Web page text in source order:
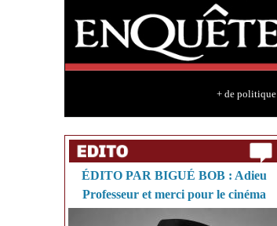
+ de politique
ÉDITO PAR BIGUÉ BOB : Adieu
Professeur et merci pour le cinéma